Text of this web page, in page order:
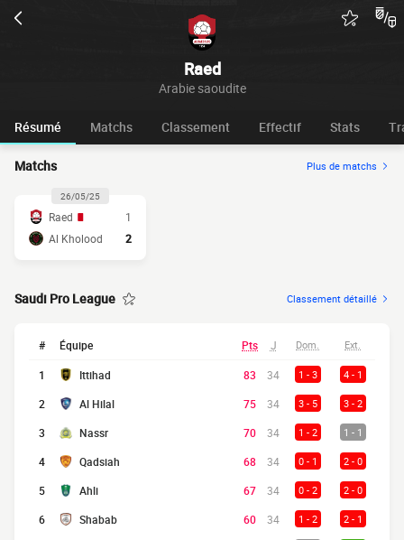
Raed
Arabie saoudite
Résumé Matchs Classement Effectif Stats
Matchs Plus de matchs
26/05/25
Raed
1
Al Kholood
2
Saudi Pro League Classement détaillé
# Équipe Pts J Dom. Ext.
1 Ittihad 83 34 1 - 3 4 - 1
2 Al Hilal 75 34 3 - 5 3 - 2
3 Nassr 70 34 1 - 2 1 - 1
4 Qadsiah 68 34 0 - 1 2 - 0
5 Ahli 67 34 0 - 2 2 - 0
6 Shabab 60 34 1 - 2 2 - 1